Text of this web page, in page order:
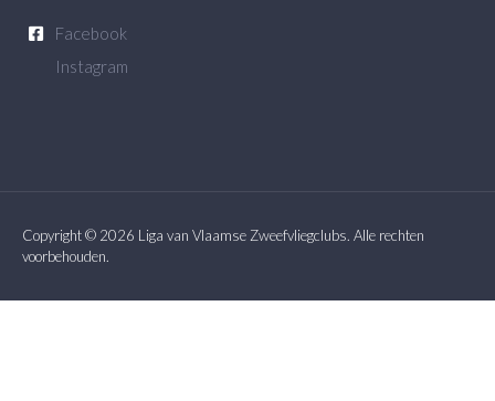
Facebook
Instagram
Copyright © 2026 Liga van Vlaamse Zweefvliegclubs. Alle rechten
voorbehouden.